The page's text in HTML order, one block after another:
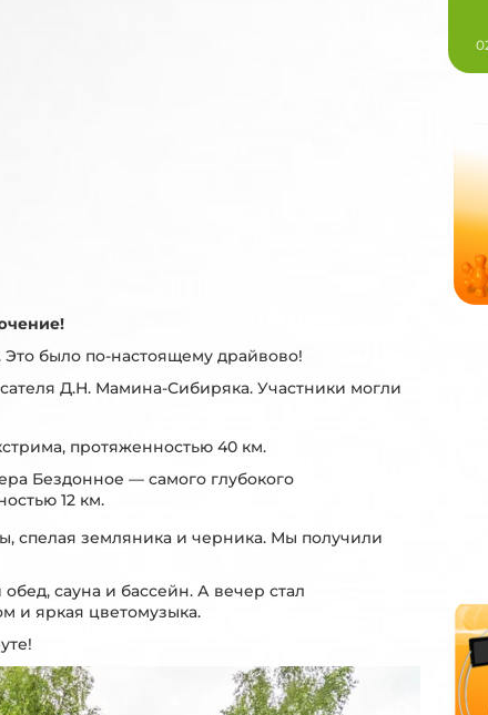
было по-настоящему драйвово!
Д.Н. Мамина-Сибиряка. Участники могли
протяженностью 40 км.
Бездонное — самого глубокого
12 км.
спелая земляника и черника. Мы получили
сауна и бассейн. А вечер стал
и яркая цветомузыка.